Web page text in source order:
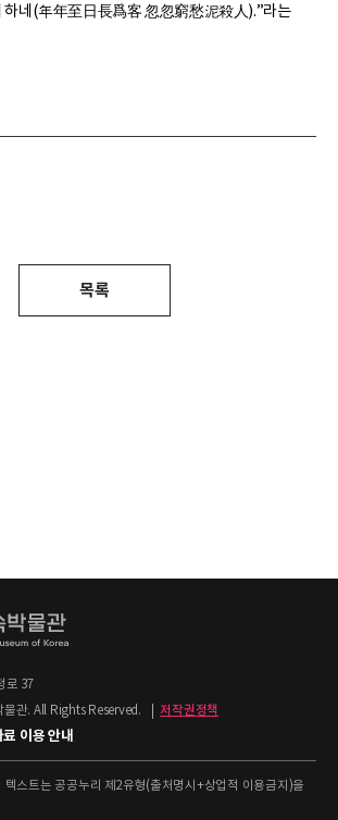
하네(年年至日長爲客 忽忽窮愁泥殺人).”라는
목록
로 37
관. All Rights Reserved.
저작권정책
이용 안내
텍스트는 공공누리 제2유형(출처명시+상업적 이용금지)을